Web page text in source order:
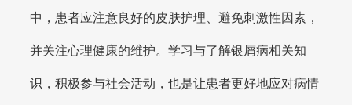
中，患者应注意良好的皮肤护理、避免刺激性因素，
并关注心理健康的维护。学习与了解银屑病相关知
识，积极参与社会活动，也是让患者更好地应对病情